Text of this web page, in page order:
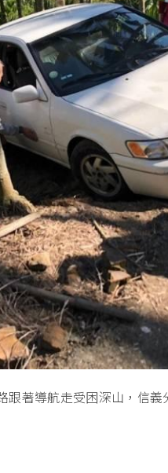
著導航走受困深山，信義